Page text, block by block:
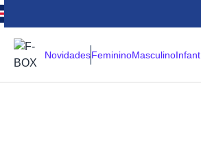
NovidadesFemininoMasculino